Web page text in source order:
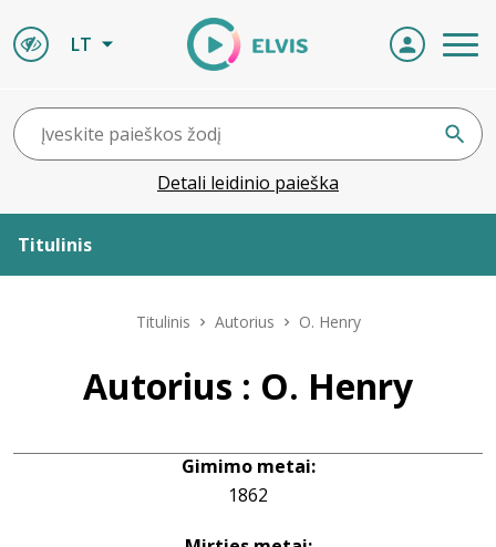
LT
Detali leidinio paieška
Titulinis
Leidiniai
Titulinis Autorius O. Henry
Autorius : O. Henry
Gimimo metai:
1862